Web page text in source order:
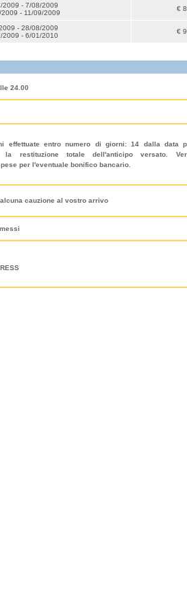
2009 - 7/08/2009
- 11/09/2009
€
- 28/08/2009
2009 - 6/01/2010
€
24.00
effettuate entro numero di giorni: 14 dalla data
la restituzione totale dell'anticipo versato.
per l'eventuale bonifico bancario.
cauzione al vostro arrivo